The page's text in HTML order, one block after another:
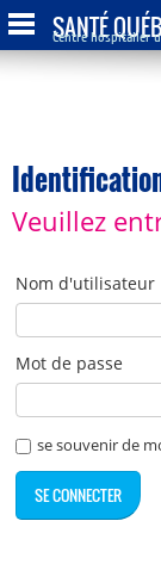
SANTÉ
Centre hospitalier
Veuillez